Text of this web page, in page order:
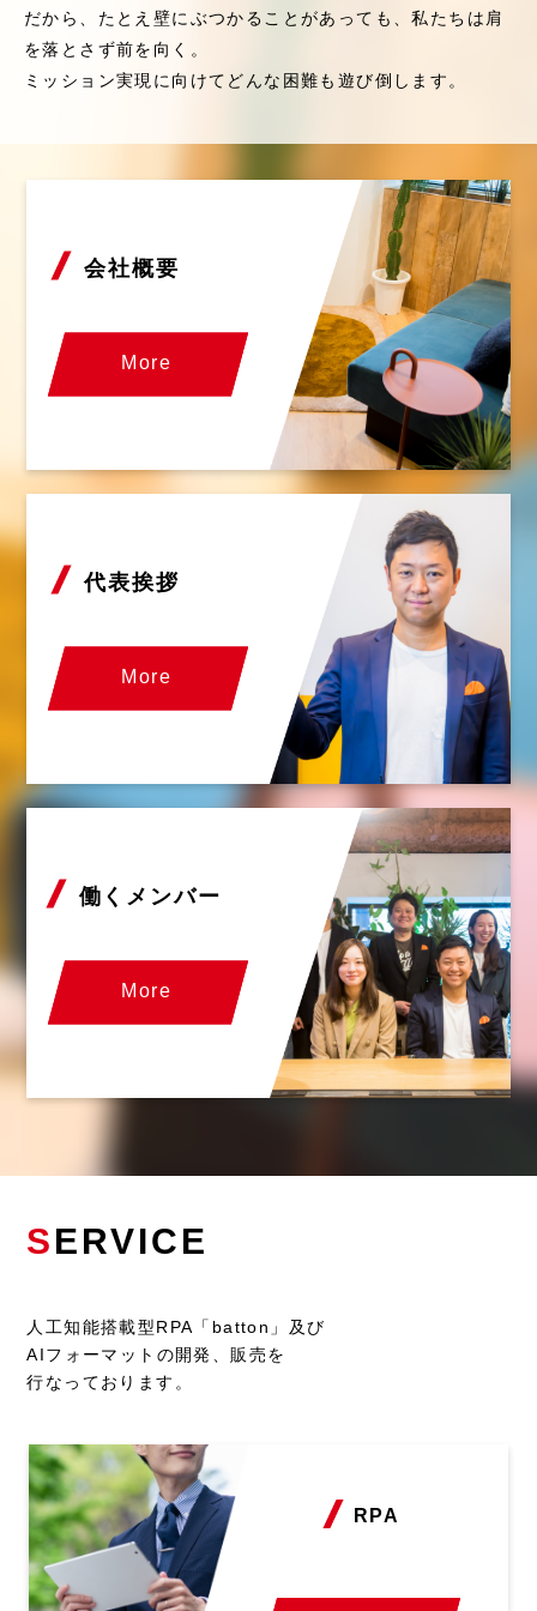
だから、たとえ壁にぶつかることがあっても、私たちは肩
を落とさず前を向く。
ミッション実現に向けてどんな困難も遊び倒します。
会社概要
More
代表挨拶
More
働くメンバー
More
SERVICE
人工知能搭載型RPA「batton」及び
AIフォーマットの開発、販売を
行なっております。
RPA